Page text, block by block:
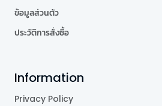
ข้อมูลส่วนตัว
ประวัติการสั่งซื้อ
Information
Privacy Policy